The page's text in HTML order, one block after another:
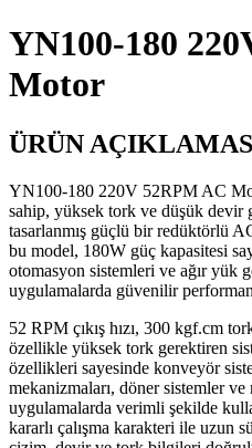
YN100-180
Motor
ÜRÜN
YN100-180 220V 52RPM AC
sahip, yüksek tork ve düşük devir
tasarlanmış güçlü bir redüktörlü
bu model, 180W güç kapasitesi
otomasyon sistemleri ve ağır yük
uygulamalarda güvenilir
52 RPM çıkış hızı, 300 kgf.cm
özellikle yüksek tork gerektiren
özellikleri sayesinde konveyör
mekanizmaları, döner sistemler
uygulamalarda verimli şekilde
kararlı çalışma karakteri ile uzun